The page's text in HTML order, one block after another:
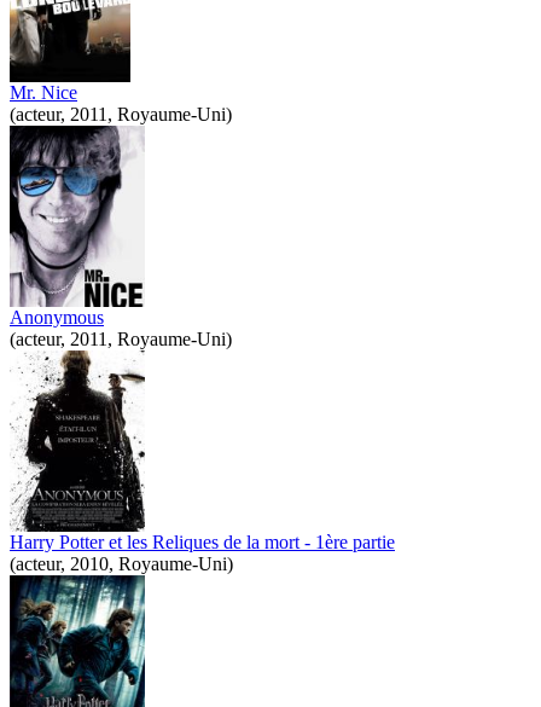
Mr. Nice
(acteur, 2011, Royaume-Uni)
Anonymous
(acteur, 2011, Royaume-Uni)
Harry Potter et les Reliques de la mort - 1ère partie
(acteur, 2010, Royaume-Uni)